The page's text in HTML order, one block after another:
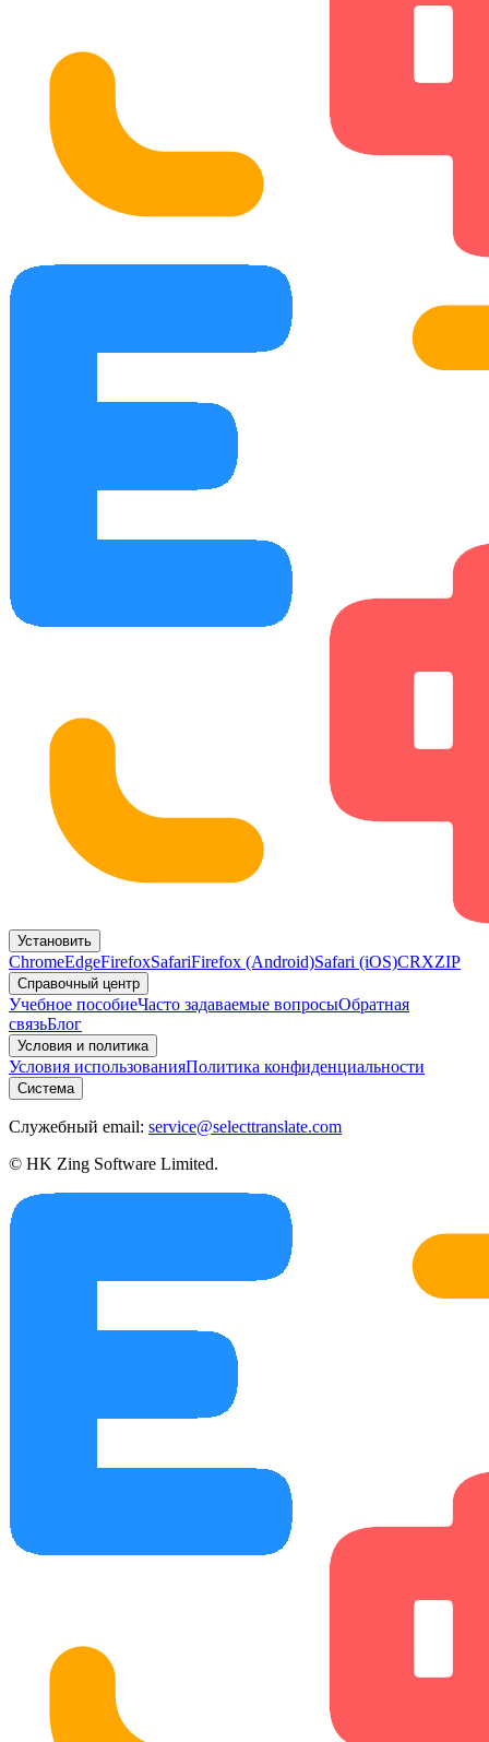
Установить
ChromeEdgeFirefoxSafariFirefox (Android)Safari (iOS)CRXZIP
Справочный центр
Учебное пособиеЧасто задаваемые вопросыОбратная
связьБлог
Условия и политика
Условия использованияПолитика конфиденциальности
Система
Служебный email: service@selecttranslate.com
© HK Zing Software Limited.